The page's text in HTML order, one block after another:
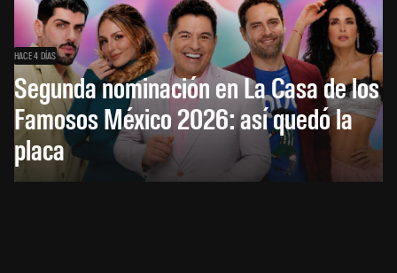
HACE 4 DÍAS
Segunda nominación en La Casa de los
Famosos México 2026: así quedó la
placa